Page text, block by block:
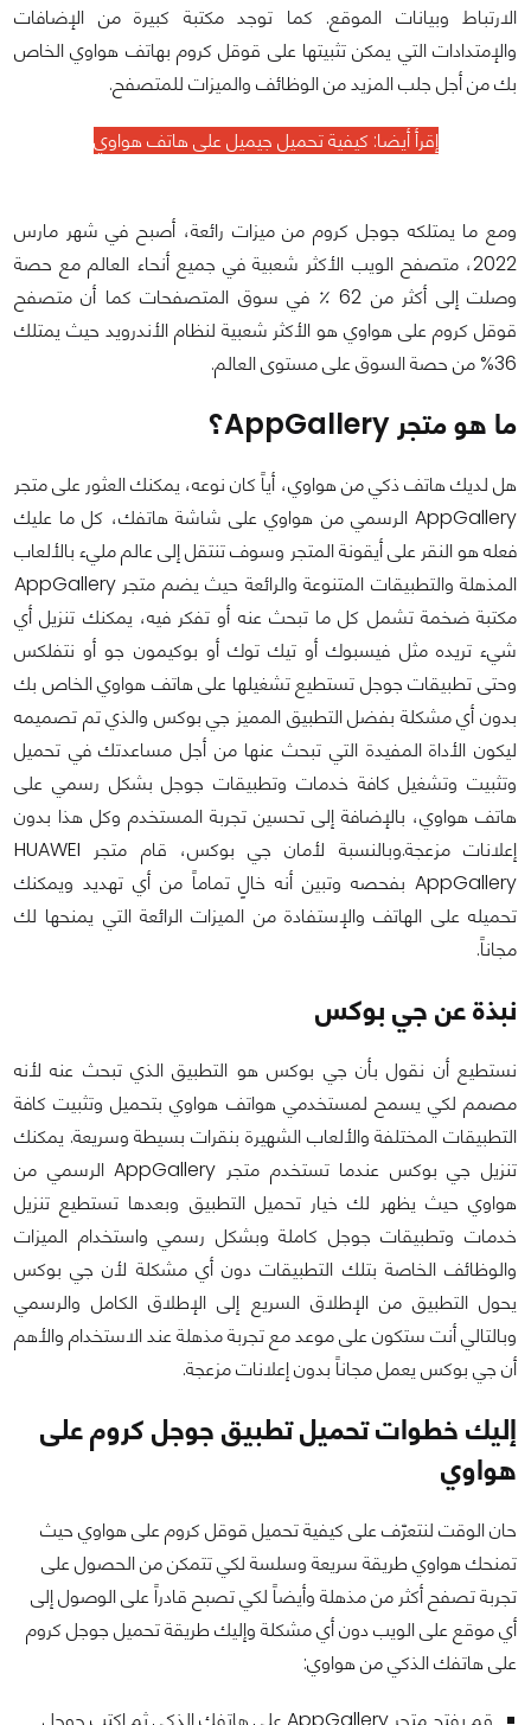
الارتباط وبيانات الموقع. كما توجد مكتبة كبيرة من الإضافات
والإمتدادات التي يمكن تثبيتها على قوقل كروم بهاتف هواوي الخاص
بك من أجل جلب المزيد من الوظائف والميزات للمتصفح.
إقرأ أيضا:كيفية تحميل جيميل على هاتف هواوي
ومع ما يمتلكه جوجل كروم من ميزات رائعة، أصبح في شهر مارس
2022، متصفح الويب الأكثر شعبية في جميع أنحاء العالم مع حصة
وصلت إلى أكثر من 62 ٪ في سوق المتصفحات كما أن متصفح
قوقل كروم على هواوي هو الأكثر شعبية لنظام الأندرويد حيث يمتلك
36% من حصة السوق على مستوى العالم.
ما هو متجر AppGallery؟
هل لديك هاتف ذكي من هواوي، أياً كان نوعه، يمكنك العثور على متجر
AppGallery الرسمي من هواوي على شاشة هاتفك، كل ما عليك
فعله هو النقر على أيقونة المتجر وسوف تنتقل إلى عالم مليء بالألعاب
المذهلة والتطبيقات المتنوعة والرائعة حيث يضم متجر AppGallery
مكتبة ضخمة تشمل كل ما تبحث عنه أو تفكر فيه، يمكنك تنزيل أي
شيء تريده مثل فيسبوك أو تيك توك أو بوكيمون جو أو نتفلكس
وحتى تطبيقات جوجل تستطيع تشغيلها على هاتف هواوي الخاص بك
بدون أي مشكلة بفضل التطبيق المميز جي بوكس والذي تم تصميمه
ليكون الأداة المفيدة التي تبحث عنها من أجل مساعدتك في تحميل
وتثبيت وتشغيل كافة خدمات وتطبيقات جوجل بشكل رسمي على
هاتف هواوي، بالإضافة إلى تحسين تجربة المستخدم وكل هذا بدون
إعلانات مزعجة.وبالنسبة لأمان جي بوكس، قام متجر HUAWEI
AppGallery بفحصه وتبين أنه خالٍ تماماً من أي تهديد ويمكنك
تحميله على الهاتف والإستفادة من الميزات الرائعة التي يمنحها لك
مجاناً.
نبذة عن جي بوكس
نستطيع أن نقول بأن جي بوكس هو التطبيق الذي تبحث عنه لأنه
مصمم لكي يسمح لمستخدمي هواتف هواوي بتحميل وتثبيت كافة
التطبيقات المختلفة والألعاب الشهيرة بنقرات بسيطة وسريعة. يمكنك
تنزيل جي بوكس عندما تستخدم متجر AppGallery الرسمي من
هواوي حيث يظهر لك خيار تحميل التطبيق وبعدها تستطيع تنزيل
خدمات وتطبيقات جوجل كاملة وبشكل رسمي واستخدام الميزات
والوظائف الخاصة بتلك التطبيقات دون أي مشكلة لأن جي بوكس
يحول التطبيق من الإطلاق السريع إلى الإطلاق الكامل والرسمي
وبالتالي أنت ستكون على موعد مع تجربة مذهلة عند الاستخدام والأهم
أن جي بوكس يعمل مجاناً بدون إعلانات مزعجة.
إليك خطوات تحميل تطبيق جوجل كروم على
هواوي
حان الوقت لنتعرّف على كيفية تحميل قوقل كروم على هواوي حيث
تمنحك هواوي طريقة سريعة وسلسة لكي تتمكن من الحصول على
تجربة تصفح أكثر من مذهلة وأيضاً لكي تصبح قادراً على الوصول إلى
أي موقع على الويب دون أي مشكلة وإليك طريقة تحميل جوجل كروم
على هاتفك الذكي من هواوي: